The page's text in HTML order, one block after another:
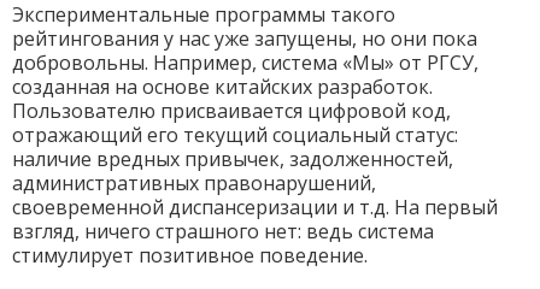
Экспериментальные программы такого
рейтингования у нас уже запущены, но они пока
добровольны. Например, система «Мы» от РГСУ,
созданная на основе китайских разработок.
Пользователю присваивается цифровой код,
отражающий его текущий социальный статус:
наличие вредных привычек, задолженностей,
административных правонарушений,
своевременной диспансеризации и т.д. На первый
взгляд, ничего страшного нет: ведь система
стимулирует позитивное поведение.